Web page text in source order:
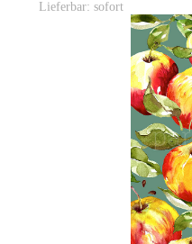
Lieferbar: sofort